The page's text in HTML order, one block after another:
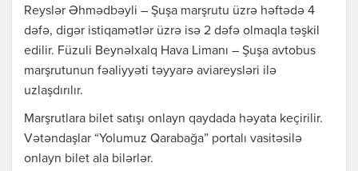
Reyslər Əhmədbəyli – Şuşa marşrutu üzrə həftədə 4
dəfə, digər istiqamətlər üzrə isə 2 dəfə olmaqla təşkil
edilir. Füzuli Beynəlxalq Hava Limanı – Şuşa avtobus
marşrutunun fəaliyyəti təyyarə aviareysləri ilə
uzlaşdırılır.
Marşrutlara bilet satışı onlayn qaydada həyata keçirilir.
Vətəndaşlar “Yolumuz Qarabağa” portalı vasitəsilə
onlayn bilet ala bilərlər.